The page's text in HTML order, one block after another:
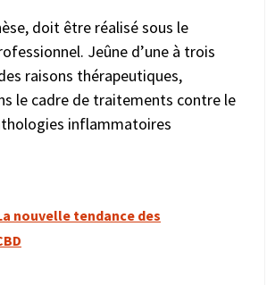
doit être réalisé sous le
Jeûne d’une à trois
raisons thérapeutiques,
le cadre de traitements contre le
inflammatoires
nouvelle tendance des